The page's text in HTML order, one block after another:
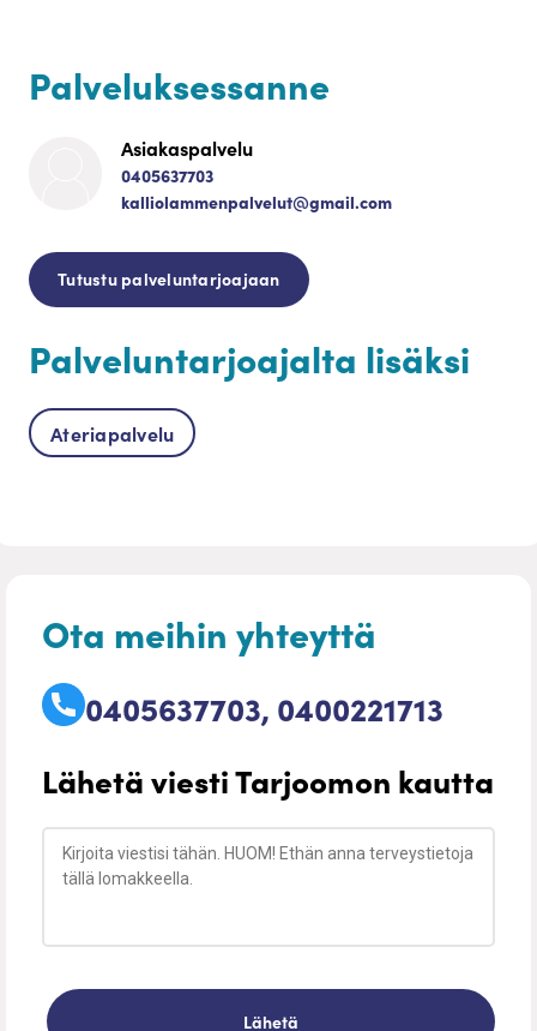
Palveluksessanne
Asiakaspalvelu
0405637703
kalliolammenpalvelut@gmail.com
Tutustu palveluntarjoajaan
Palveluntarjoajalta lisäksi
Ateriapalvelu
Ota meihin yhteyttä
0405637703, 0400221713
Lähetä viesti Tarjoomon kautta